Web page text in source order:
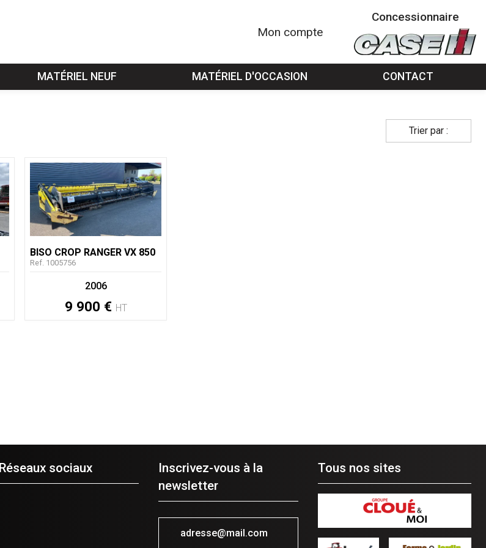
Mon compte
Concessionnaire
MATÉRIEL NEUF MATÉRIEL D'OCCASION CONTACT
Trier par :
BISO CROP RANGER VX 850
Ref. 1005756
2006
9 900 € HT
Réseaux sociaux
Inscrivez-vous à la
newsletter
adresse@mail.com
Tous nos sites